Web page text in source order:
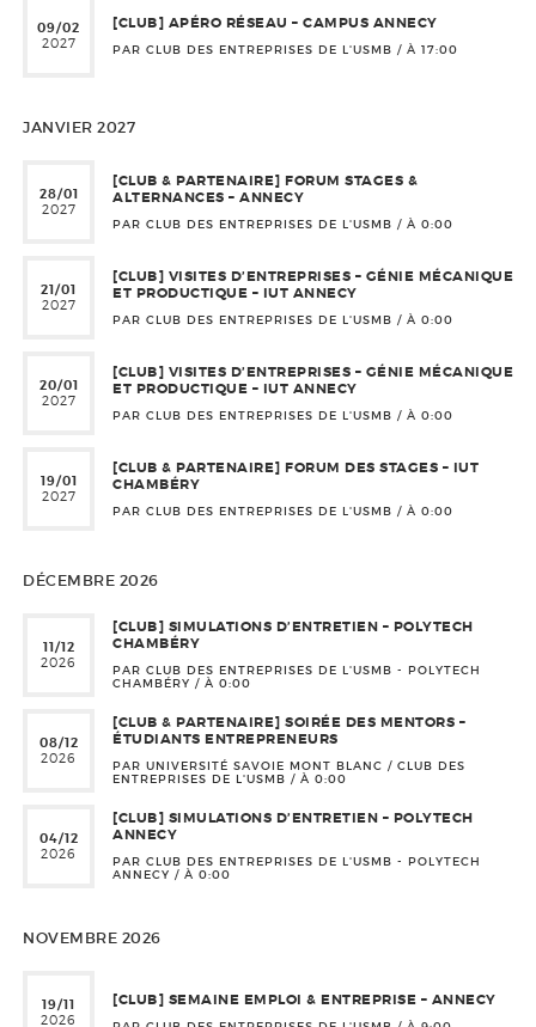
09/02
2027
[CLUB] APÉRO RÉSEAU – CAMPUS ANNECY
PAR CLUB DES ENTREPRISES DE L'USMB / À 17:00
JANVIER 2027
28/01
2027
[CLUB & PARTENAIRE] FORUM STAGES &
ALTERNANCES – ANNECY
PAR CLUB DES ENTREPRISES DE L'USMB / À 0:00
21/01
2027
[CLUB] VISITES D’ENTREPRISES – GÉNIE MÉCANIQUE
ET PRODUCTIQUE – IUT ANNECY
PAR CLUB DES ENTREPRISES DE L'USMB / À 0:00
20/01
2027
[CLUB] VISITES D’ENTREPRISES – GÉNIE MÉCANIQUE
ET PRODUCTIQUE – IUT ANNECY
PAR CLUB DES ENTREPRISES DE L'USMB / À 0:00
19/01
2027
[CLUB & PARTENAIRE] FORUM DES STAGES – IUT
CHAMBÉRY
PAR CLUB DES ENTREPRISES DE L'USMB / À 0:00
DÉCEMBRE 2026
11/12
2026
[CLUB] SIMULATIONS D’ENTRETIEN – POLYTECH
CHAMBÉRY
PAR CLUB DES ENTREPRISES DE L'USMB - POLYTECH
CHAMBÉRY / À 0:00
08/12
2026
[CLUB & PARTENAIRE] SOIRÉE DES MENTORS –
ÉTUDIANTS ENTREPRENEURS
PAR UNIVERSITÉ SAVOIE MONT BLANC / CLUB DES
ENTREPRISES DE L'USMB / À 0:00
04/12
2026
[CLUB] SIMULATIONS D’ENTRETIEN – POLYTECH
ANNECY
PAR CLUB DES ENTREPRISES DE L'USMB - POLYTECH
ANNECY / À 0:00
NOVEMBRE 2026
19/11
2026
[CLUB] SEMAINE EMPLOI & ENTREPRISE – ANNECY